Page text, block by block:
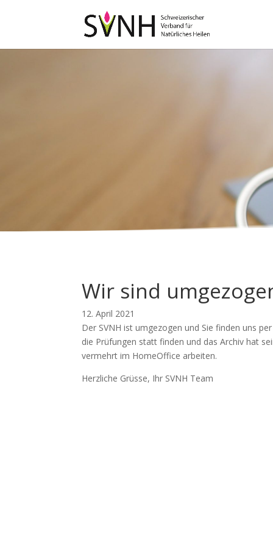
Wir sind
12. April 2021
Der SVNH ist umgezogen und Sie finden uns
die Prüfungen statt finden und das Archiv hat
vermehrt im HomeOffice arbeiten.
Herzliche Grüsse, Ihr SVNH Team